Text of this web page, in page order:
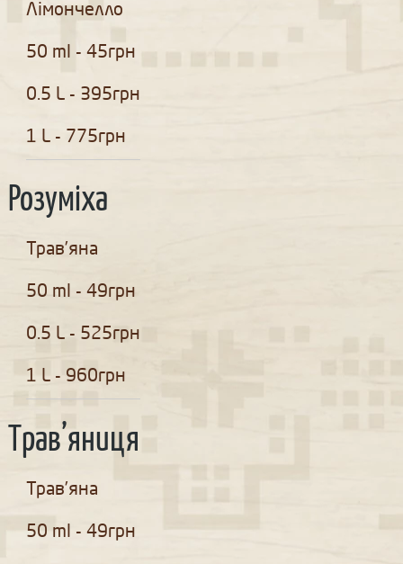
Лімончелло
50 ml - 45грн
0.5 L - 395грн
1 L - 775грн
Розуміха
Трав’яна
50 ml - 49грн
0.5 L - 525грн
1 L - 960грн
Трав’яниця
Трав’яна
50 ml - 49грн